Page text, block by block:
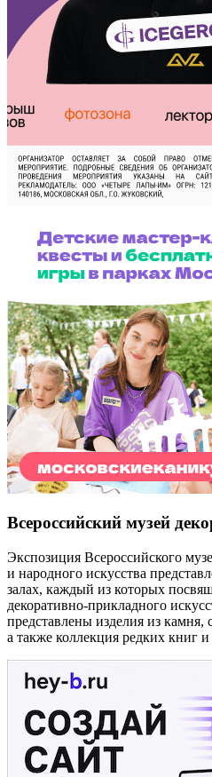
Всероссийский музей
Экспозиция Всероссийского
и народного искусства
залах, каждый из которых
декоративно-прикладного
представлены изделия из камня,
а также коллекция редких книг